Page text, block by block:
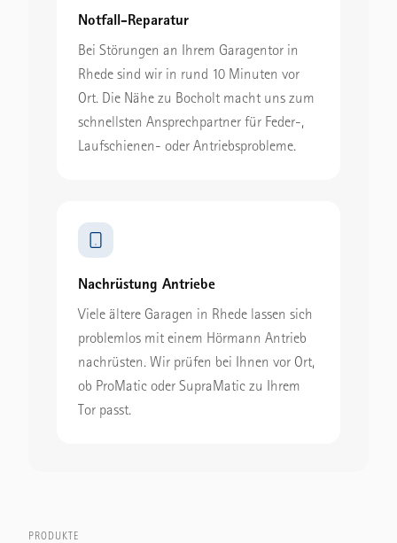
Notfall-Reparatur
Bei Störungen an Ihrem Garagentor in
Rhede sind wir in rund 10 Minuten vor
Ort. Die Nähe zu Bocholt macht uns zum
schnellsten Ansprechpartner für Feder-,
Laufschienen- oder Antriebsprobleme.
Nachrüstung Antriebe
Viele ältere Garagen in Rhede lassen sich
problemlos mit einem Hörmann Antrieb
nachrüsten. Wir prüfen bei Ihnen vor Ort,
ob ProMatic oder SupraMatic zu Ihrem
Tor passt.
PRODUKTE